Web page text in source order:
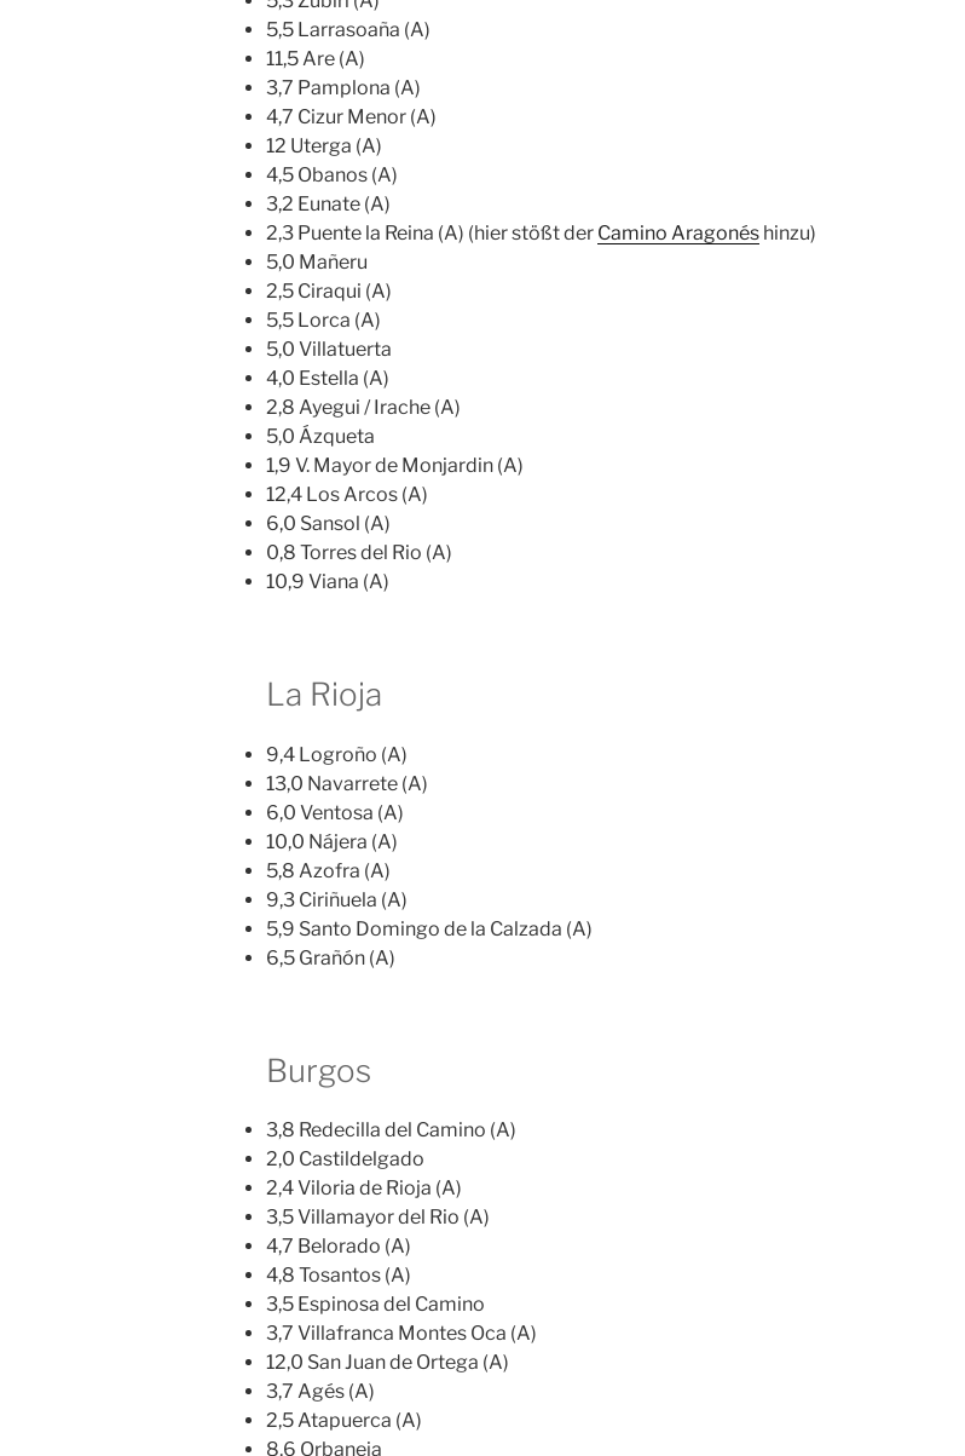
5,5 Larrasoaña (A)
11,5 Are (A)
3,7 Pamplona (A)
4,7 Cizur Menor (A)
12 Uterga (A)
4,5 Obanos (A)
3,2 Eunate (A)
2,3 Puente la Reina (A) (hier stößt der Camino Aragonés hinzu)
5,0 Mañeru
2,5 Ciraqui (A)
5,5 Lorca (A)
5,0 Villatuerta
4,0 Estella (A)
2,8 Ayegui / Irache (A)
5,0 Ázqueta
1,9 V. Mayor de Monjardin (A)
12,4 Los Arcos (A)
6,0 Sansol (A)
0,8 Torres del Rio (A)
10,9 Viana (A)
La Rioja
9,4 Logroño (A)
13,0 Navarrete (A)
6,0 Ventosa (A)
10,0 Nájera (A)
5,8 Azofra (A)
9,3 Ciriñuela (A)
5,9 Santo Domingo de la Calzada (A)
6,5 Grañón (A)
Burgos
3,8 Redecilla del Camino (A)
2,0 Castildelgado
2,4 Viloria de Rioja (A)
3,5 Villamayor del Rio (A)
4,7 Belorado (A)
4,8 Tosantos (A)
3,5 Espinosa del Camino
3,7 Villafranca Montes Oca (A)
12,0 San Juan de Ortega (A)
3,7 Agés (A)
2,5 Atapuerca (A)
8,6 Orbaneja